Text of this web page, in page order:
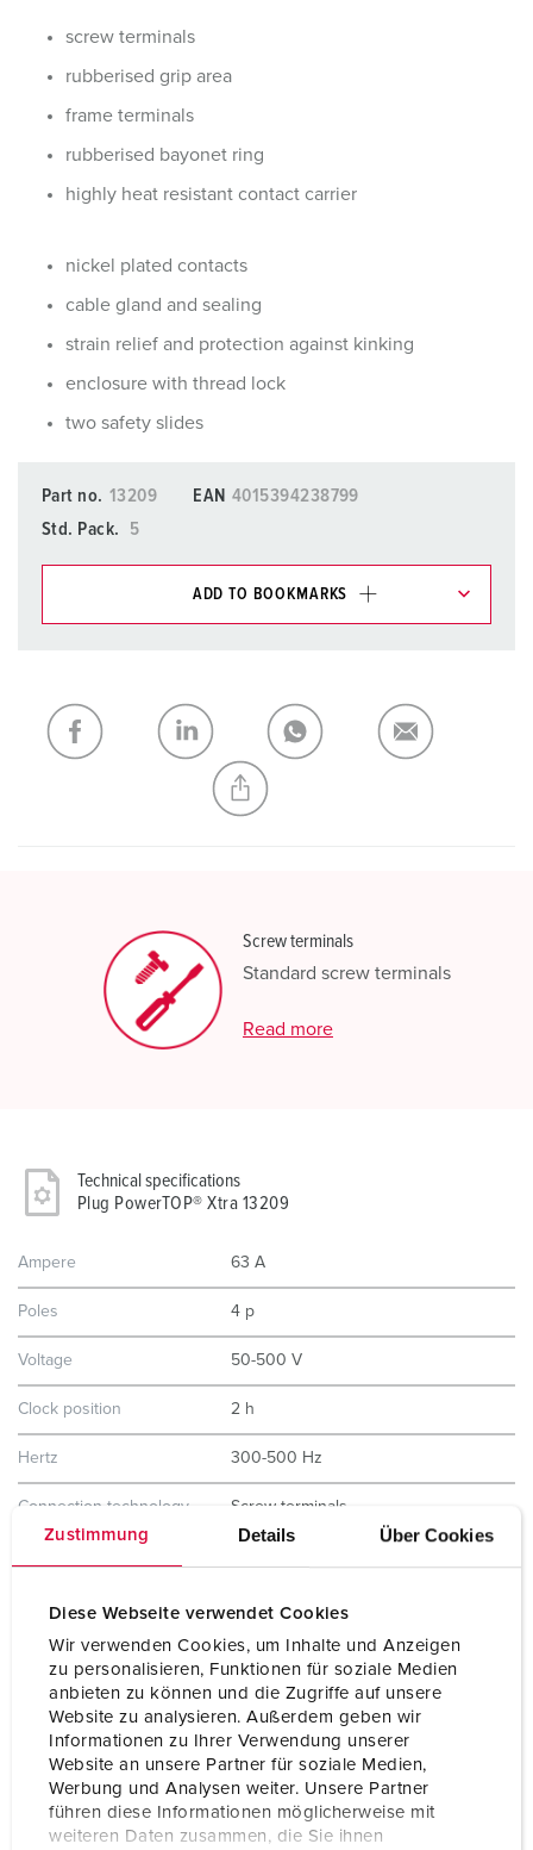
Zustimmung Details Über Cookies
Diese Webseite verwendet Cookies
Wir verwenden Cookies, um Inhalte und Anzeigen
zu personalisieren, Funktionen für soziale Medien
anbieten zu können und die Zugriffe auf unsere
Website zu analysieren. Außerdem geben wir
Informationen zu Ihrer Verwendung unserer
Website an unsere Partner für soziale Medien,
Werbung und Analysen weiter. Unsere Partner
führen diese Informationen möglicherweise mit
weiteren Daten zusammen, die Sie ihnen
screw terminals
rubberised grip area
frame terminals
rubberised bayonet ring
highly heat resistant contact carrier
nickel plated contacts
cable gland and sealing
strain relief and protection against kinking
enclosure with thread lock
two safety slides
Part no. 13209 EAN 4015394238799
Std. Pack.
5
ADD TO BOOKMARKS
My list ADD
CREATE A NEW LIST
Screw terminals
Standard screw terminals
Read more
Technical specifications
Plug PowerTOP® Xtra 13209
Ampere 63 A
Poles 4 p
Voltage 50-500 V
Clock position 2 h
Hertz 300-500 Hz
Connection technology Screw terminals
Weight 826 g
Certifications
CB Zertifikat
VDE
EAC
CQC